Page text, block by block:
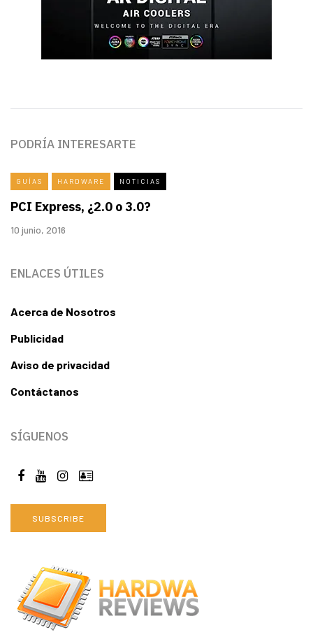
PODRÍA INTERESARTE
GUÍAS HARDWARE NOTICIAS
PCI Express, ¿2.0 o 3.0?
10 junio, 2016
ENLACES ÚTILES
Acerca de Nosotros
Publicidad
Aviso de privacidad
Contáctanos
SÍGUENOS
SUBSCRIBE